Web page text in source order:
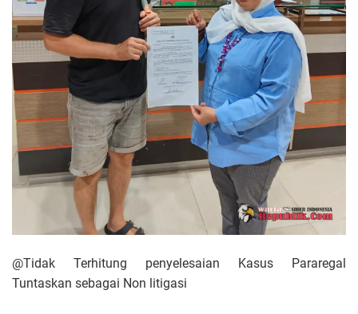
@Tidak Terhitung penyelesaian Kasus Pararegal
Tuntaskan sebagai Non litigasi